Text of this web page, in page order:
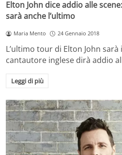
Elton John dice addio alle
sarà anche l’ultimo
Maria Mento 24 Gennaio 2018
L’ultimo tour di Elton John
cantautore inglese dirà addio
Leggi di più